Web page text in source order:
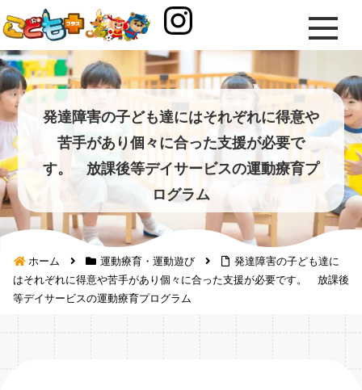
発達障害の子ども達にはそれぞれに得意や
苦手があり個々に合った支援が必要で
す。 放課後等デイサービスの運動療育プ
ログラム
ホーム 運動療育・運動遊び
発達障害の子ども達に
はそれぞれに得意や苦手があり個々に合った支援が必要です。 放課後
等デイサービスの運動療育プログラム